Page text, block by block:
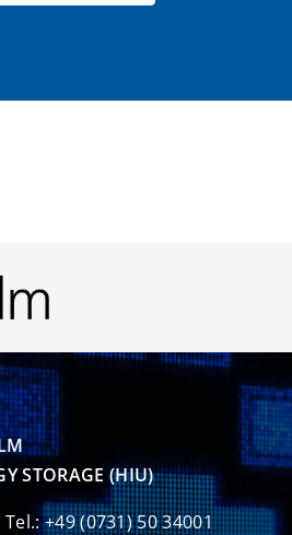
STORAGE (HIU)
Tel.: +49 (0731) 50 34001